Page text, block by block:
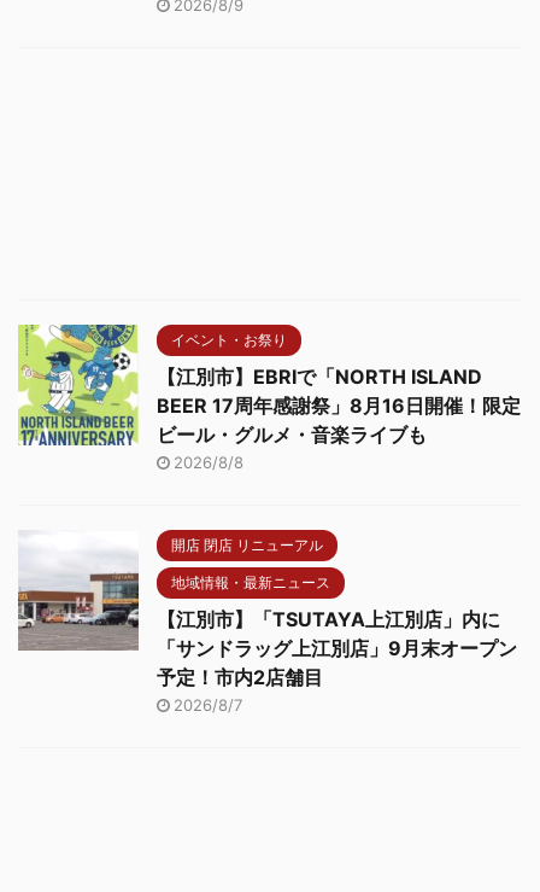
2026/8/9
イベント・お祭り
【江別市】EBRIで「NORTH ISLAND
BEER 17周年感謝祭」8月16日開催！限定
ビール・グルメ・音楽ライブも
2026/8/8
開店 閉店 リニューアル
地域情報・最新ニュース
【江別市】「TSUTAYA上江別店」内に
「サンドラッグ上江別店」9月末オープン
予定！市内2店舗目
2026/8/7